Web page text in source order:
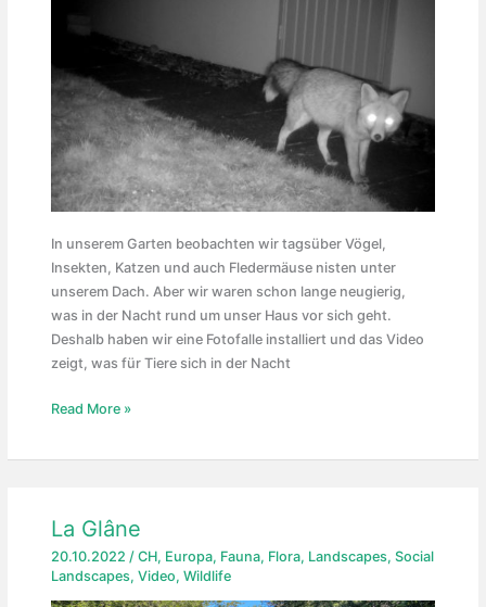
In unserem Garten beobachten wir tagsüber Vögel,
Insekten, Katzen und auch Fledermäuse nisten unter
unserem Dach. Aber wir waren schon lange neugierig,
was in der Nacht rund um unser Haus vor sich geht.
Deshalb haben wir eine Fotofalle installiert und das Video
zeigt, was für Tiere sich in der Nacht
Rund
Read More »
La Glâne
20.10.2022 / CH, Europa, Fauna, Flora, Landscapes, Social
Landscapes, Video, Wildlife